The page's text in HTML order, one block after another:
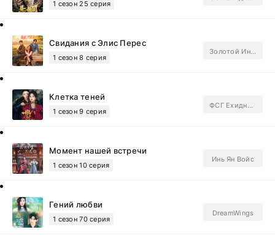
1 сезон 25 серия
Свидания с Элис Перес
1 сезон 8 серия
Золотой Инлун
Клетка теней
1 сезон 9 серия
ФСГ Ехидные дорамщицы.Subtitles
Момент нашей встречи
1 сезон 10 серия
Инь Ян Войс
Гений любви
1 сезон 70 серия
DreamWings